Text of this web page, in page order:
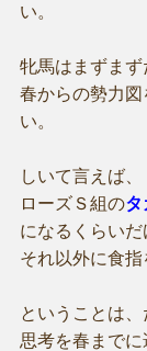
い。
牝馬はまずまず
春からの勢力
い。
しいて言えば、
ローズＳ組のタ
になるくらいだ
それ以外に食指
ということは、
思考を春まで